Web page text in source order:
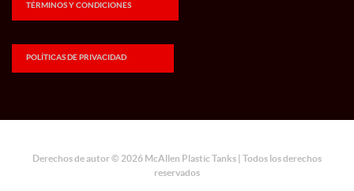
TÉRMINOS Y CONDICIONES
POLÍTICAS DE PRIVACIDAD
Derechos de autor © 2026 McAllen Plastic Tanks | Todos los derechos
reservados